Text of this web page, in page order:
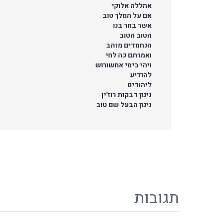
אהללה אלוקי
אם על המלך טוב
אשר בחר בנו
הטוב הטוב
הנחמדים מזהב
ואמרתם כה לחי
ויהי בימי אחשורוש
להודיע
ליהודים
ניגון דבקות רוז'ין
ניגון הבעל שם טוב
תגובות